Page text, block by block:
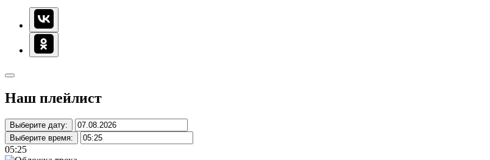
Наш плейлист
Выберите дату:
Выберите время:
05:25